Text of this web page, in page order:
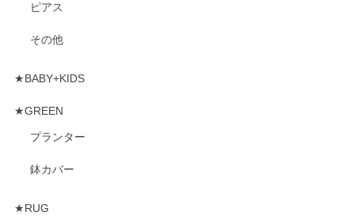
ピアス
その他
★BABY+KIDS
★GREEN
プランター
鉢カバー
★RUG